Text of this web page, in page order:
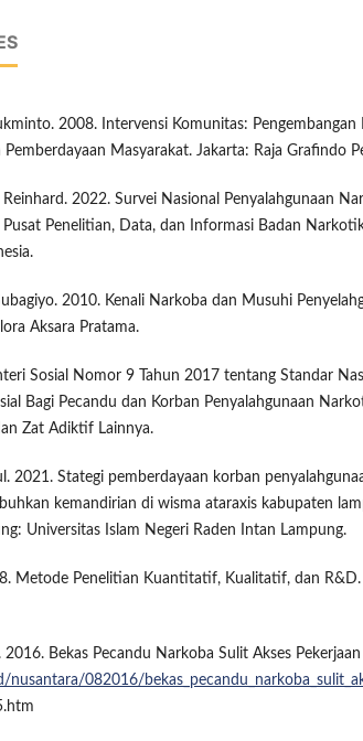
2008. Intervensi Komunitas: Pengembangan
Pemberdayaan Masyarakat. Jakarta: Raja Grafindo
Reinhard. 2022. Survei Nasional Penyalahgunaan
Penelitian, Data, dan Informasi Badan
2010. Kenali Narkoba dan Musuhi
Aksara Pratama.
Sosial Nomor 9 Tahun 2017 tentang Standar
Bagi Pecandu dan Korban Penyalahgunaan
Zat Adiktif Lainnya.
2021. Stategi pemberdayaan korban
kemandirian di wisma ataraxis kabupaten
Universitas Islam Negeri Raden Intan Lampung.
Metode Penelitian Kuantitatif, Kualitatif, dan R&D.
Bekas Pecandu Narkoba Sulit Akses
nusantara/082016/